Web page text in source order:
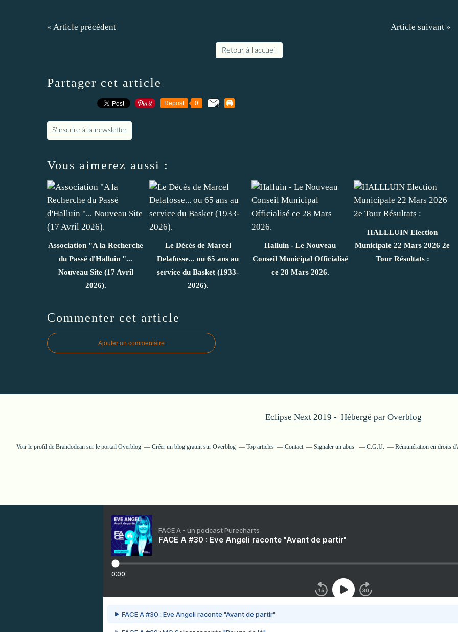
« Article précédent Article suivant »
Retour à l'accueil
Partager cet article
Repost 0
S'inscrire à la newsletter
Vous aimerez aussi :
Association "A la Recherche
du Passé d'Halluin "...
Nouveau Site (17 Avril
2026).
Le Décès de Marcel
Delafosse... ou 65 ans au
service du Basket (1933-
2026).
Halluin - Le Nouveau
Conseil Municipal Officialisé
ce 28 Mars 2026.
HALLLUIN Election
Municipale 22 Mars 2026 2e
Tour Résultats :
Commenter cet article
Ajouter un commentaire
Eclipse Next 2019 - Hébergé par Overblog
Voir le profil de Brandodean sur le portail Overblog Créer un blog gratuit sur Overblog Top articles Contact Signaler un abus C.G.U. Rémunération en droits
FACE A - un podcast Purecharts
FACE A #30 : Eve Angeli raconte "Avant de partir"
0:00
FACE A #30 : Eve Angeli raconte "Avant de partir"